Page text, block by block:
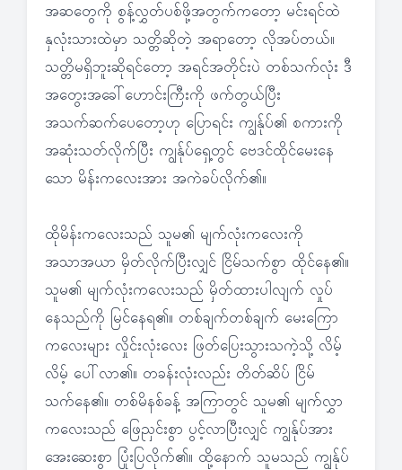
အဆတွေကို စွန့်လွှတ်ပစ်ဖို့အတွက်ကတော့ မင်းရင်ထဲ
နှလုံးသားထဲမှာ သတ္တိဆိုတဲ့ အရာတော့ လိုအပ်တယ်။
သတ္တိမရှိဘူးဆိုရင်တော့ အရင်အတိုင်းပဲ တစ်သက်လုံး ဒီ
အတွေးအခေါ်ဟောင်းကြီးကို ဖက်တွယ်ပြီး
အသက်ဆက်ပေတော့ဟု ပြောရင်း ကျွန်ုပ်၏ စကားကို
အဆုံးသတ်လိုက်ပြီး ကျွန်ုပ်ရှေ့တွင် ဗေဒင်ထိုင်မေးနေ
သော မိန်းကလေးအား အကဲခပ်လိုက်၏။
ထိုမိန်းကလေးသည် သူမ၏ မျက်လုံးကလေးကို
အသာအယာ မှိတ်လိုက်ပြီးလျှင် ငြိမ်သက်စွာ ထိုင်နေ၏။
သူမ၏ မျက်လုံးကလေးသည် မှိတ်ထားပါလျက် လှုပ်
နေသည်ကို မြင်နေရ၏။ တစ်ချက်တစ်ချက် မေးကြော
ကလေးများ လှိုင်းလုံးလေး ဖြတ်ပြေးသွားသကဲ့သို့ လိမ့်
လိမ့် ပေါ်လာ၏။ တခန်းလုံးလည်း တိတ်ဆိပ် ငြိမ်
သက်နေ၏။ တစ်မိနစ်ခန့် အကြာတွင် သူမ၏ မျက်လွှာ
ကလေးသည် ဖြေညှင်းစွာ ပွင့်လာပြီးလျှင် ကျွန်ုပ်အား
အေးဆေးစွာ ပြုံးပြလိုက်၏။ ထို့နောက် သူမသည် ကျွန်ုပ်